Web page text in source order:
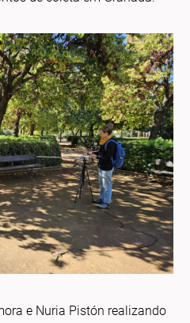
e Nuria Pistón realizando